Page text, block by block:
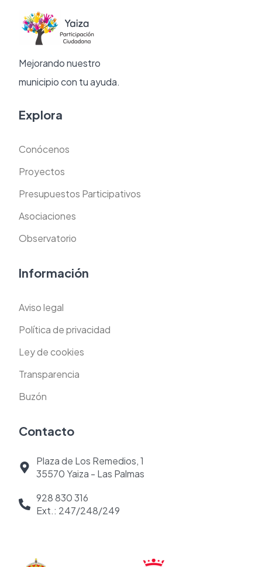
Mejorando nuestro
municipio con tu ayuda.
Explora
Conócenos
Proyectos
Presupuestos Participativos
Asociaciones
Observatorio
Información
Aviso legal
Política de privacidad
Ley de cookies
Transparencia
Buzón
Contacto
Plaza de Los Remedios, 1
35570 Yaiza - Las Palmas
928 830 316
Ext.: 247/248/249